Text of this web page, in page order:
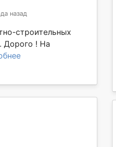
назад
строительных
Дорого ! На